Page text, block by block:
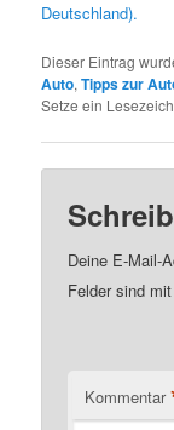
Deutschland).
Dieser Eintrag
Auto,Tipps zur
Setze ein
Deine E-Mail-
Felder sind
Kommentar